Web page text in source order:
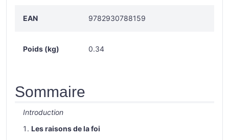
EAN 9782930788159
Poids (kg) 0.34
Sommaire
Introduction
Les raisons de la foi